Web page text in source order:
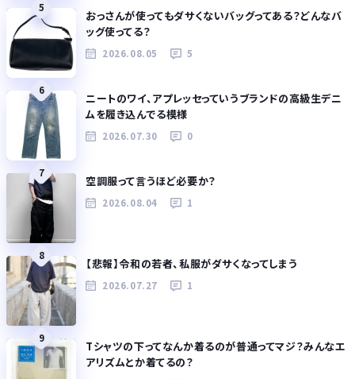
5
おっさんが使ってもダサくないバッグってある？どんなバ
ッグ使ってる？
2026.08.05 5
6
ニートのワイ、アプレッセっていうブランドの高級生デニ
ムを履き込んでる模様
2026.07.30 0
7
空調服って言うほど必要か？
2026.08.04 1
8
【悲報】令和の若者、私服がダサくなってしまう
2026.07.27 1
9
Tシャツの下ってなんか着るのが普通ってマジ？みんなエ
アリズムとか着てるの？